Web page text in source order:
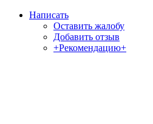
Написать
Оставить жалобу
Добавить отзыв
+Рекомендацию+